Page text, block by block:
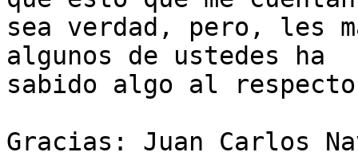
sea verdad, pero, les
algunos de ustedes ha
sabido algo al
Gracias: Juan Carlos